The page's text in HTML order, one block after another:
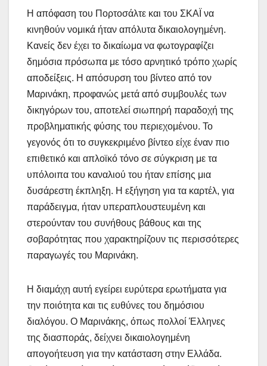
Η απόφαση του Πορτοσάλτε και του ΣΚΑΪ να
κινηθούν νομικά ήταν απόλυτα δικαιολογημένη.
Κανείς δεν έχει το δικαίωμα να φωτογραφίζει
δημόσια πρόσωπα με τόσο αρνητικό τρόπο χωρίς
αποδείξεις. Η απόσυρση του βίντεο από τον
Μαρινάκη, προφανώς μετά από συμβουλές των
δικηγόρων του, αποτελεί σιωπηρή παραδοχή της
προβληματικής φύσης του περιεχομένου. Το
γεγονός ότι το συγκεκριμένο βίντεο είχε έναν πιο
επιθετικό και απλοϊκό τόνο σε σύγκριση με τα
υπόλοιπα του καναλιού του ήταν επίσης μια
δυσάρεστη έκπληξη. Η εξήγηση για τα καρτέλ, για
παράδειγμα, ήταν υπεραπλουστευμένη και
στερούνταν του συνήθους βάθους και της
σοβαρότητας που χαρακτηρίζουν τις περισσότερες
παραγωγές του Μαρινάκη.
Η διαμάχη αυτή εγείρει ευρύτερα ερωτήματα για
την ποιότητα και τις ευθύνες του δημόσιου
διαλόγου. Ο Μαρινάκης, όπως πολλοί Έλληνες
της διασποράς, δείχνει δικαιολογημένη
απογοήτευση για την κατάσταση στην Ελλάδα.